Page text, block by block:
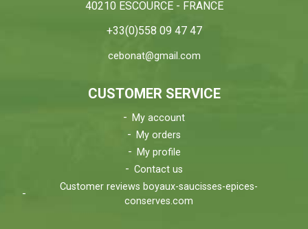
40210 ESCOURCE - FRANCE
+33(0)558 09 47 47
cebonat@gmail.com
CUSTOMER SERVICE
My account
My orders
My profile
Contact us
Customer reviews boyaux-saucisses-epices-
conserves.com